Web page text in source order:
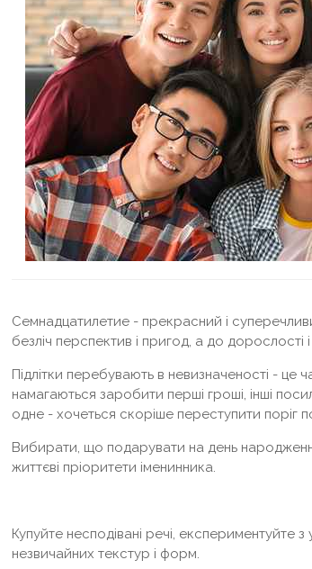
Семнадцатилетие - прекрасний і
безліч перспектив і пригод, а до дорослості
Підлітки перебувають в невизначеності - це
намагаються заробити перші гроші, інші
одне - хочеться скоріше переступити поріг
Вибирати, що подарувати на день
життєві пріоритети іменинника.
Купуйте несподівані речі, експериментуйте
незвичайних текстур і форм.